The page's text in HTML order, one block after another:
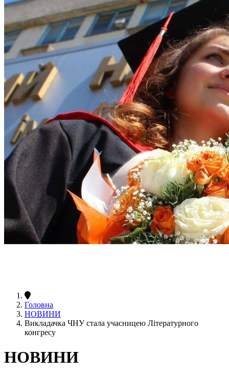
Головна
НОВИНИ
Викладачка ЧНУ стала учасницею Літературного
конгресу
НОВИНИ